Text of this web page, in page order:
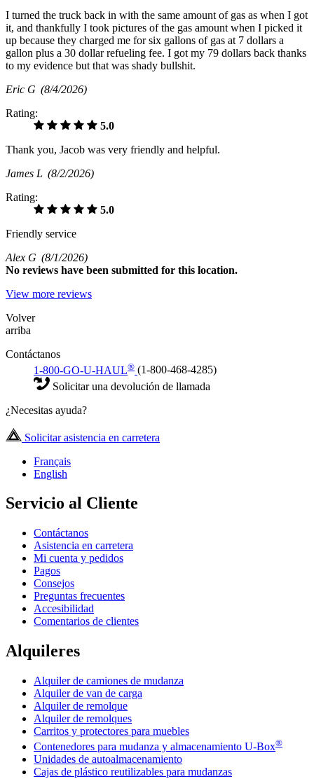
I turned the truck back in with the same amount of gas as when I got
it, and thankfully I took pictures of the gas amount when I picked it
up because they charged me for six gallons of gas at 7 dollars a
gallon plus a 30 dollar refueling fee. I got my 79 dollars back thanks
to my evidence but that was shady bullshit.
Eric G (8/4/2026)
Rating:
5.0
Thank you, Jacob was very friendly and helpful.
James L (8/2/2026)
Rating:
5.0
Friendly service
Alex G (8/1/2026)
No reviews have been submitted for this location.
View more reviews
Volver
arriba
Contáctanos
1-800-GO-U-HAUL® (1-800-468-4285)
Solicitar una devolución de llamada
¿Necesitas ayuda?
Solicitar asistencia en carretera
Français
English
Servicio al Cliente
Contáctanos
Asistencia en carretera
Mi cuenta y pedidos
Pagos
Consejos
Preguntas frecuentes
Accesibilidad
Comentarios de clientes
Alquileres
Alquiler de camiones de mudanza
Alquiler de van de carga
Alquiler de remolque
Alquiler de remolques
Carritos y protectores para muebles
Contenedores para mudanza y almacenamiento U-Box®
Unidades de autoalmacenamiento
Cajas de plástico reutilizables para mudanzas